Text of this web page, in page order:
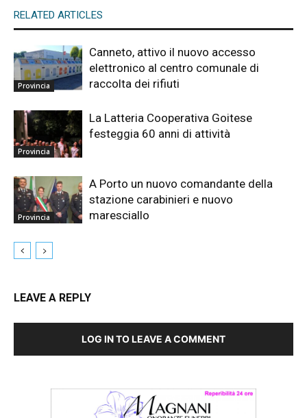
RELATED ARTICLES
Provincia
Canneto, attivo il nuovo accesso
elettronico al centro comunale di
raccolta dei rifiuti
Provincia
La Latteria Cooperativa Goitese
festeggia 60 anni di attività
Provincia
A Porto un nuovo comandante della
stazione carabinieri e nuovo
maresciallo
LEAVE A REPLY
LOG IN TO LEAVE A COMMENT